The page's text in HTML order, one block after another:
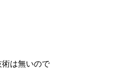
は無いので